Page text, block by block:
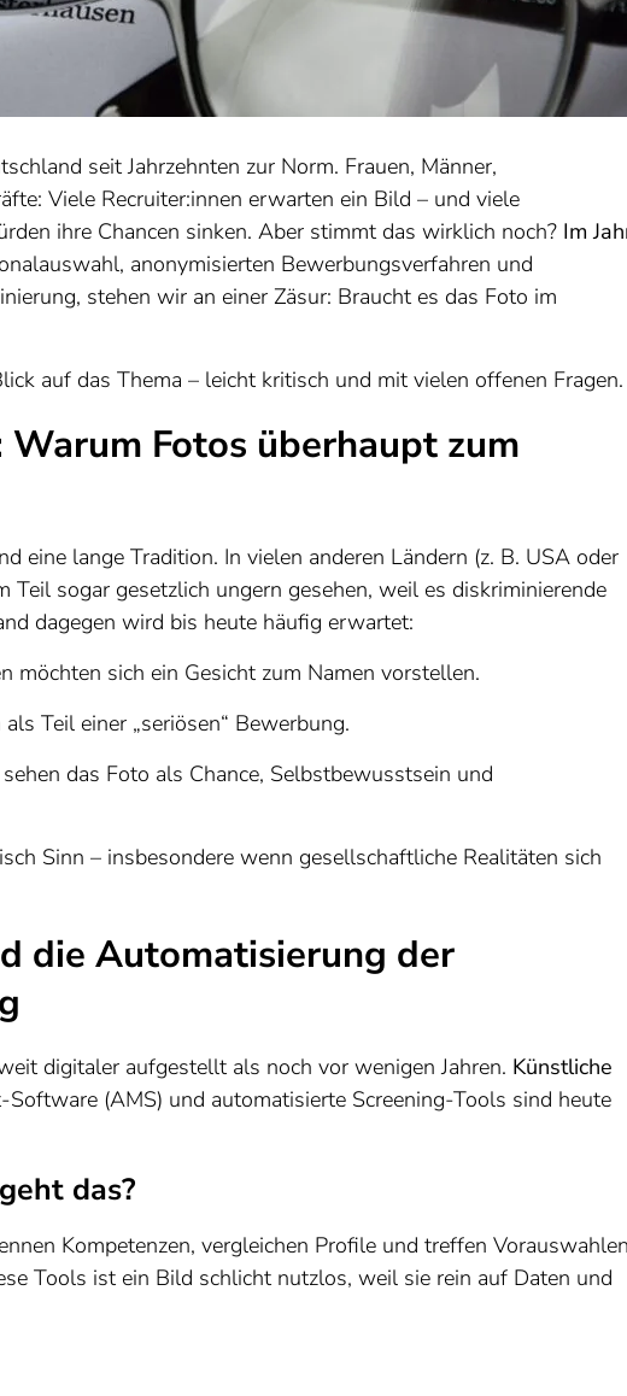
seit Jahrzehnten zur Norm. Frauen, Männer,
Viele Recruiter:innen erwarten ein Bild – und viele
ihre Chancen sinken. Aber stimmt das wirklich noch? Im
anonymisierten Bewerbungsverfahren und
stehen wir an einer Zäsur: Braucht es das Foto im
auf das Thema – leicht kritisch und mit vielen offenen Fragen.
Fotos überhaupt zum
eine lange Tradition. In vielen anderen Ländern (z. B. USA oder
Teil sogar gesetzlich ungern gesehen, weil es diskriminierende
dagegen wird bis heute häufig erwartet:
möchten sich ein Gesicht zum Namen vorstellen.
Teil einer „seriösen“ Bewerbung.
das Foto als Chance, Selbstbewusstsein und
Sinn – insbesondere wenn gesellschaftliche Realitäten sich
die Automatisierung der
digitaler aufgestellt als noch vor wenigen Jahren. Künstliche
Software (AMS) und automatisierte Screening-Tools sind heute
das?
Kompetenzen, vergleichen Profile und treffen Vorauswahlen
Tools ist ein Bild schlicht nutzlos, weil sie rein auf Daten und